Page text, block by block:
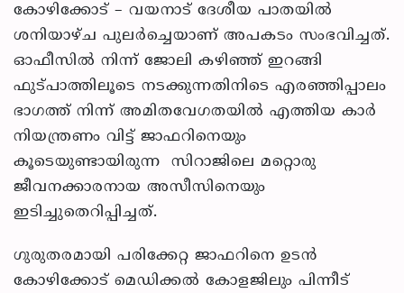
കോഴിക്കോട് – വയനാട് ദേശീയ പാതയില്‍
ശനിയാഴ്ച പുലര്‍ച്ചെയാണ് അപകടം സംഭവിച്ചത്.
ഓഫീസില്‍ നിന്ന് ജോലി കഴിഞ്ഞ് ഇറങ്ങി
ഫുട്പാത്തിലൂടെ നടക്കുന്നതിനിടെ എരഞ്ഞിപ്പാലം
ഭാഗത്ത് നിന്ന് അമിതവേഗതയില്‍ എത്തിയ കാര്‍
നിയന്ത്രണം വിട്ട് ജാഫറിനെയും
കൂടെയുണ്ടായിരുന്ന സിറാജിലെ മറ്റൊരു
ജീവനക്കാരനായ അസീസിനെയും
ഇടിച്ചുതെറിപ്പിച്ചത്.
ഗുരുതരമായി പരിക്കേറ്റ ജാഫറിനെ ഉടന്‍
കോഴിക്കോട് മെഡിക്കല്‍ കോളജിലും പിന്നീട്